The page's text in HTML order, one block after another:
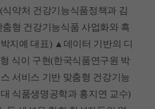
약처 건강기능식품정책과 김
형 건강기능식품 사업화와 흑
지예 대표) ▲데이터 기반의 디
식이 구현(한국식품연구원 박
서비스 기반 맞춤형 건강기능
식품생명공학과 홍지연 교수)